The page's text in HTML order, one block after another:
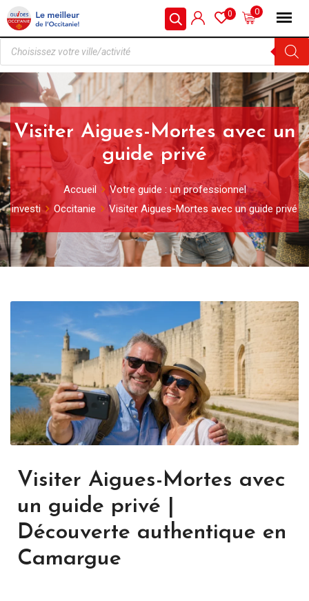
0
0
Visiter Aigues-Mortes avec un
guide privé
Accueil
Votre guide : un professionnel
investi
Occitanie Visiter Aigues-Mortes avec un guide privé
Visiter Aigues-Mortes avec
un guide privé |
Découverte authentique en
Camargue